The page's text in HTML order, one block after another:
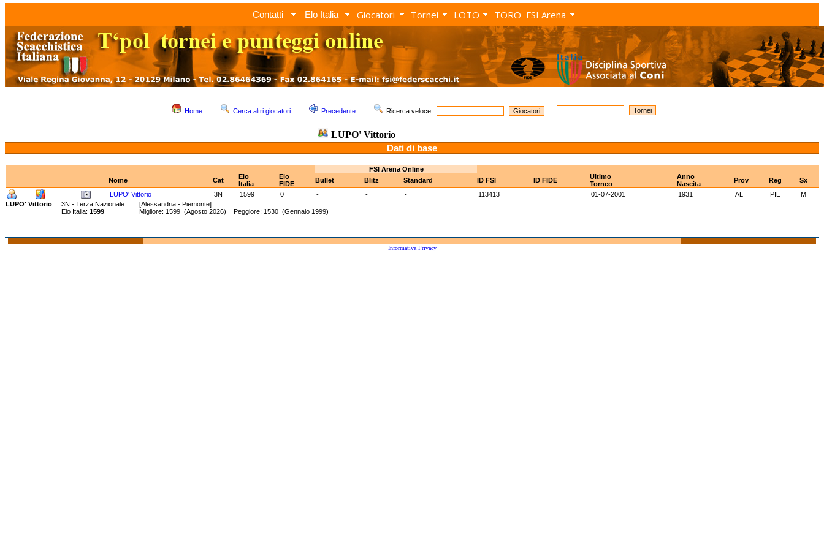
Contatti Elo Italia Giocatori Tornei LOTO TORO FSI Arena
Home Cerca altri giocatori Precedente Ricerca veloce
LUPO' Vittorio
Dati di base
FSI Arena Online
Nome
Cat
Elo
Italia
Elo
FIDE
Bullet Blitz Standard ID FSI ID FIDE
Ultimo
Torneo
Anno
Nascita
Prov Reg
Sx
LUPO' Vittorio
3N 1599 0 - - - 113413 01-07-2001 1931 AL PIE
M
LUPO' Vittorio
3N - Terza Nazionale [Alessandria - Piemonte]
Elo Italia: 1599 Migliore: 1599 (Agosto 2026) Peggiore: 1530 (Gennaio 1999)
Informativa Privacy